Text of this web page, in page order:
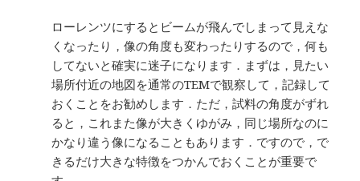
ローレンツにするとビームが飛んでしまって見えな
くなったり，像の角度も変わったりするので，何も
してないと確実に迷子になります．まずは，見たい
場所付近の地図を通常のTEMで観察して，記録して
おくことをお勧めします．ただ，試料の角度がずれ
ると，これまた像が大きくゆがみ，同じ場所なのに
かなり違う像になることもあります．ですので，で
きるだけ大きな特徴をつかんでおくことが重要で